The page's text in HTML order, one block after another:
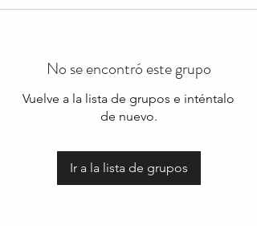
No se encontró este grupo
Vuelve a la lista de grupos e inténtalo
de nuevo.
Ir a la lista de grupos